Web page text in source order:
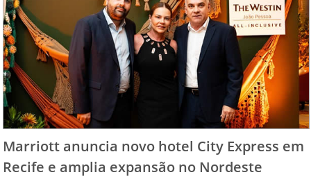
Marriott anuncia novo hotel City Express em
Recife e amplia expansão no Nordeste